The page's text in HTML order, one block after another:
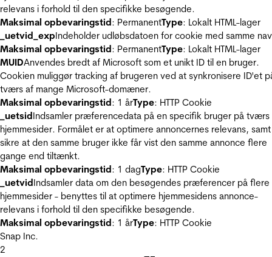
relevans i forhold til den specifikke besøgende.
Maksimal opbevaringstid: PermanentType: Lokalt HTML-lager
_uetvid_expIndeholder udløbsdatoen for cookie med samme
Maksimal opbevaringstid: PermanentType: Lokalt HTML-lager
MUIDAnvendes bredt af Microsoft som et unikt ID til en bruger.
Cookien muliggør tracking af brugeren ved at synkronisere ID'et
tværs af mange Microsoft-domæner.
Maksimal opbevaringstid: 1 årType: HTTP Cookie
_uetsidIndsamler præferencedata på en specifik bruger på tværs
hjemmesider. Formålet er at optimere annoncernes relevans, samt
sikre at den samme bruger ikke får vist den samme annonce flere
gange end tiltænkt.
Maksimal opbevaringstid: 1 dagType: HTTP Cookie
_uetvidIndsamler data om den besøgendes præferencer på flere
hjemmesider - benyttes til at optimere hjemmesidens annonce-
relevans i forhold til den specifikke besøgende.
Maksimal opbevaringstid: 1 årType: HTTP Cookie
Snap Inc.
2